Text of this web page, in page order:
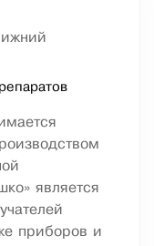
является
приборов и